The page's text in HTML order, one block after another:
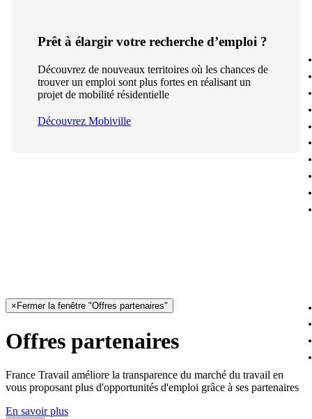
Prêt à élargir votre recherche d’emploi ?
Découvrez de nouveaux territoires où les chances de
trouver un emploi sont plus fortes en réalisant un
projet de mobilité résidentielle
Découvrez Mobiville
× Fermer la fenêtre "Offres partenaires"
Offres partenaires
France Travail améliore la transparence du marché du travail en
vous proposant plus d'opportunités d'emploi grâce à ses partenaires
En savoir plus